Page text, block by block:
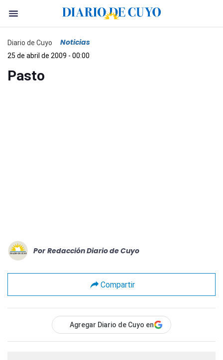
Diario de Cuyo Noticias
25 de abril de 2009 - 00:00
Pasto
Por Redacción Diario de Cuyo
Compartir
Agregar Diario de Cuyo en